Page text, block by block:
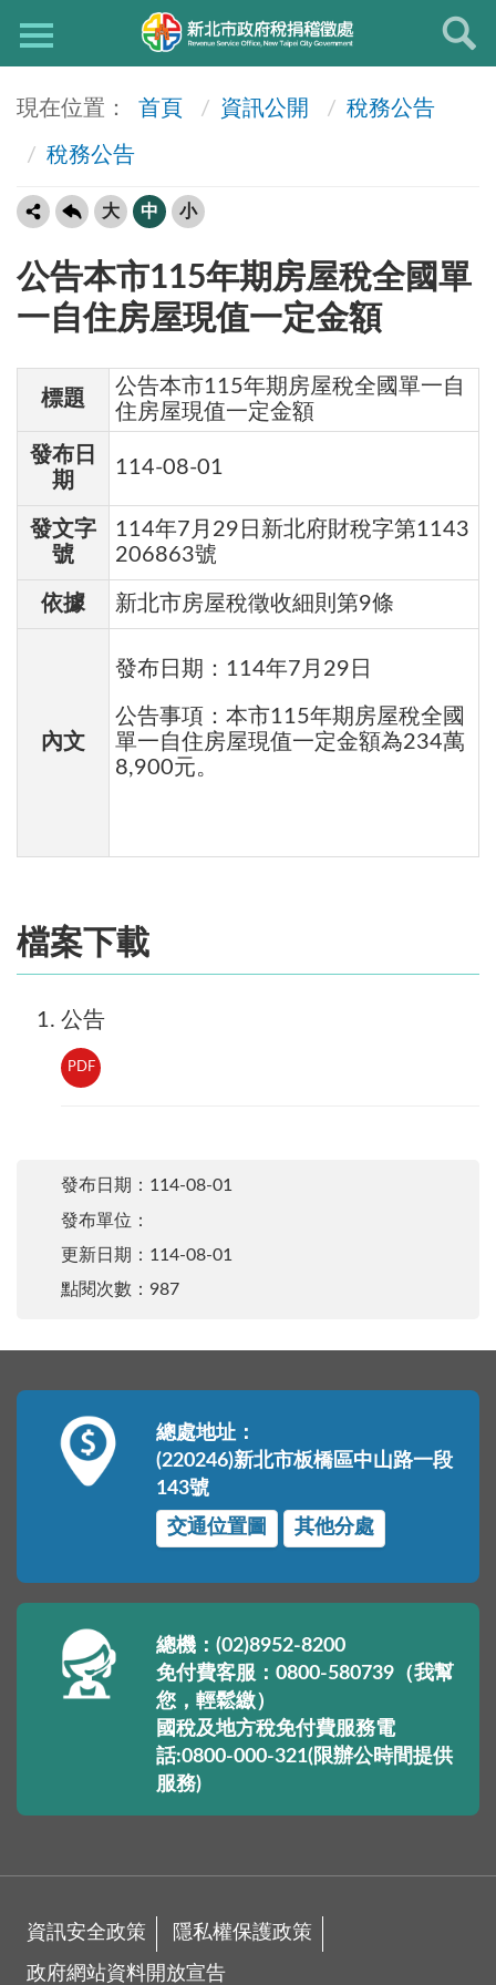
首頁 資訊公開 稅務公告
稅務公告
大 中 小
公告本市115年期房屋稅全國單
一自住房屋現值一定金額
標題
公告本市115年期房屋稅全國單一自
住房屋現值一定金額
發布日
期
114-08-01
發文字
號
114年7月29日新北府財稅字第1143
206863號
依據 新北市房屋稅徵收細則第9條
內文
發布日期：114年7月29日
公告事項：本市115年期房屋稅全國
單一自住房屋現值一定金額為234萬
8,900元。
檔案下載
公告
PDF
發布日期： 114-08-01
發布單位：
更新日期： 114-08-01
點閱次數：987
總處地址：
(220246)新北市板橋區中山路一段
143號
交通位置圖
其他分處
總機：(02)8952-8200
免付費客服：0800-580739（我幫
您，輕鬆繳）
國稅及地方稅免付費服務電
話:0800-000-321(限辦公時間提供
服務)
資訊安全政策 隱私權保護政策
政府網站資料開放宣告